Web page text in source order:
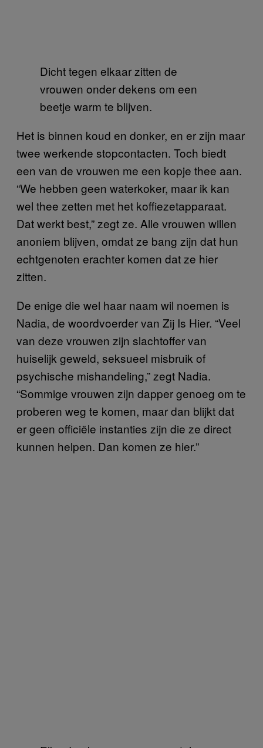
Dicht tegen elkaar zitten de
vrouwen onder dekens om een
beetje warm te blijven.
Het is binnen koud en donker, en er zijn maar
twee werkende stopcontacten. Toch biedt
een van de vrouwen me een kopje thee aan.
“We hebben geen waterkoker, maar ik kan
wel thee zetten met het koffiezetapparaat.
Dat werkt best,” zegt ze. Alle vrouwen willen
anoniem blijven, omdat ze bang zijn dat hun
echtgenoten erachter komen dat ze hier
zitten.
De enige die wel haar naam wil noemen is
Nadia, de woordvoerder van Zij Is Hier. “Veel
van deze vrouwen zijn slachtoffer van
huiselijk geweld, seksueel misbruik of
psychische mishandeling,” zegt Nadia.
“Sommige vrouwen zijn dapper genoeg om te
proberen weg te komen, maar dan blijkt dat
er geen officiële instanties zijn die ze direct
kunnen helpen. Dan komen ze hier.”